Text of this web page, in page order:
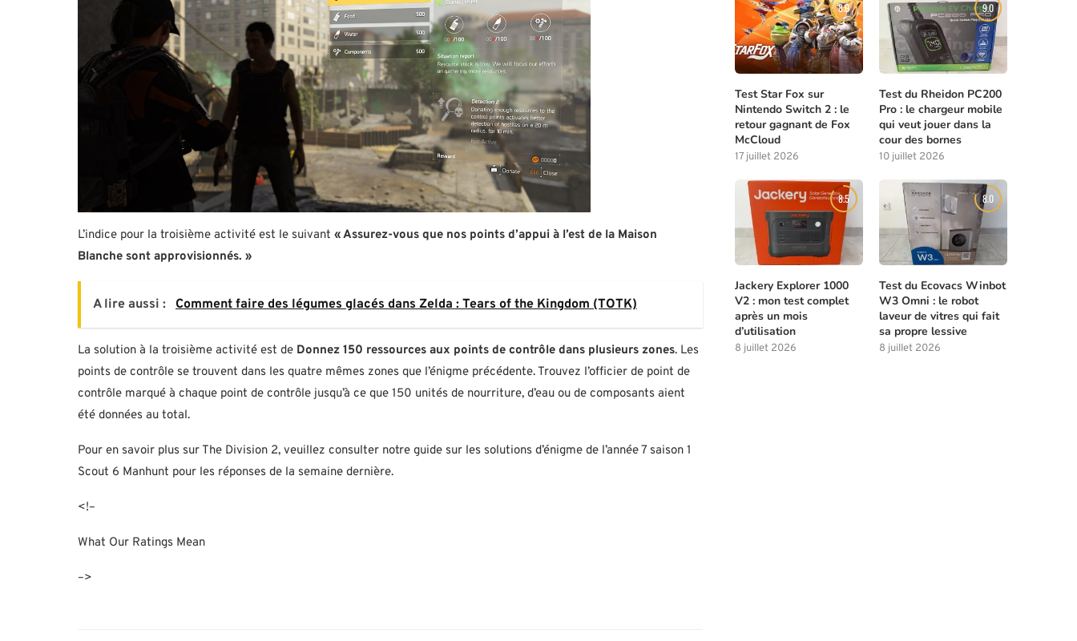
L’indice pour la troisième activité est le suivant « Assurez-vous que nos points d’appui à l’est de la Maison
Blanche sont approvisionnés. »
A lire aussi : Comment faire des légumes glacés dans Zelda : Tears of the Kingdom (TOTK)
La solution à la troisième activité est de Donnez 150 ressources aux points de contrôle dans plusieurs zones. Les
points de contrôle se trouvent dans les quatre mêmes zones que l’énigme précédente. Trouvez l’officier de point de
contrôle marqué à chaque point de contrôle jusqu’à ce que 150 unités de nourriture, d’eau ou de composants aient
été données au total.
Pour en savoir plus sur The Division 2, veuillez consulter notre guide sur les solutions d’énigme de l’année 7 saison 1
Scout 6 Manhunt pour les réponses de la semaine dernière.
<!–
What Our Ratings Mean
–>
8.0
Test Star Fox sur
Nintendo Switch 2 : le
retour gagnant de Fox
McCloud
17 juillet 2026
9.0
Test du Rheidon PC200
Pro : le chargeur mobile
qui veut jouer dans la
cour des bornes
10 juillet 2026
8.5
Jackery Explorer 1000
V2 : mon test complet
après un mois
d’utilisation
8 juillet 2026
8.0
Test du Ecovacs Winbot
W3 Omni : le robot
laveur de vitres qui fait
sa propre lessive
8 juillet 2026